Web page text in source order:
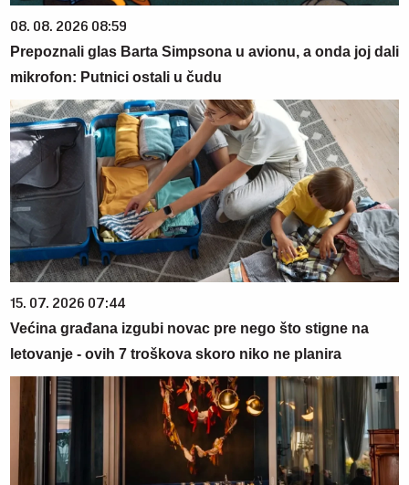
08. 08. 2026 08:59
Prepoznali glas Barta Simpsona u avionu, a onda joj dali
mikrofon: Putnici ostali u čudu
15. 07. 2026 07:44
Većina građana izgubi novac pre nego što stigne na
letovanje - ovih 7 troškova skoro niko ne planira